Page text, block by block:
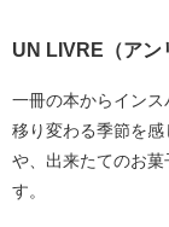
UN LIVRE（アン
一冊の本からインス
移り変わる季節を
や、出来たてのお
す。